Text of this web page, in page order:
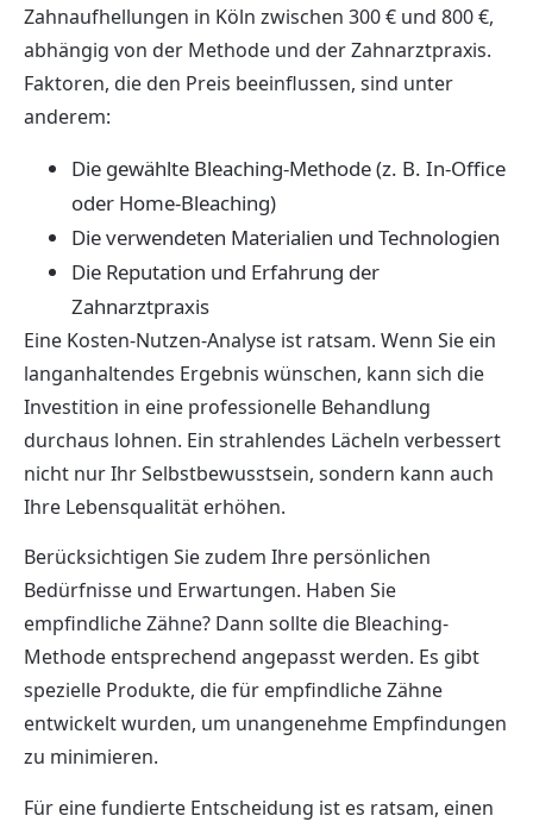
Zahnaufhellungen in Köln zwischen 300 € und 800 €,
abhängig von der Methode und der Zahnarztpraxis.
Faktoren, die den Preis beeinflussen, sind unter
anderem:
Die gewählte Bleaching-Methode (z. B. In-Office
oder Home-Bleaching)
Die verwendeten Materialien und Technologien
Die Reputation und Erfahrung der
Zahnarztpraxis
Eine Kosten-Nutzen-Analyse ist ratsam. Wenn Sie ein
langanhaltendes Ergebnis wünschen, kann sich die
Investition in eine professionelle Behandlung
durchaus lohnen. Ein strahlendes Lächeln verbessert
nicht nur Ihr Selbstbewusstsein, sondern kann auch
Ihre Lebensqualität erhöhen.
Berücksichtigen Sie zudem Ihre persönlichen
Bedürfnisse und Erwartungen. Haben Sie
empfindliche Zähne? Dann sollte die Bleaching-
Methode entsprechend angepasst werden. Es gibt
spezielle Produkte, die für empfindliche Zähne
entwickelt wurden, um unangenehme Empfindungen
zu minimieren.
Für eine fundierte Entscheidung ist es ratsam, einen